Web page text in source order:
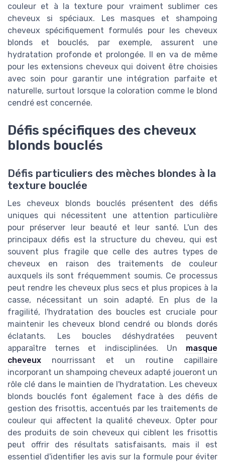
couleur et à la texture pour vraiment sublimer ces
cheveux si spéciaux. Les masques et shampoing
cheveux spécifiquement formulés pour les cheveux
blonds et bouclés, par exemple, assurent une
hydratation profonde et prolongée. Il en va de même
pour les extensions cheveux qui doivent être choisies
avec soin pour garantir une intégration parfaite et
naturelle, surtout lorsque la coloration comme le blond
cendré est concernée.
Défis spécifiques des cheveux
blonds bouclés
Défis particuliers des mèches blondes à la
texture bouclée
Les cheveux blonds bouclés présentent des défis
uniques qui nécessitent une attention particulière
pour préserver leur beauté et leur santé. L'un des
principaux défis est la structure du cheveu, qui est
souvent plus fragile que celle des autres types de
cheveux en raison des traitements de couleur
auxquels ils sont fréquemment soumis. Ce processus
peut rendre les cheveux plus secs et plus propices à la
casse, nécessitant un soin adapté. En plus de la
fragilité, l'hydratation des boucles est cruciale pour
maintenir les cheveux blond cendré ou blonds dorés
éclatants. Les boucles déshydratées peuvent
apparaître ternes et indisciplinées. Un masque
cheveux nourrissant et un routine capillaire
incorporant un shampoing cheveux adapté joueront un
rôle clé dans le maintien de l'hydratation. Les cheveux
blonds bouclés font également face à des défis de
gestion des frisottis, accentués par les traitements de
couleur qui affectent la qualité cheveux. Opter pour
des produits de soin cheveux qui ciblent les frisottis
peut offrir des résultats satisfaisants, mais il est
essentiel d'identifier les avis sur la formule pour éviter